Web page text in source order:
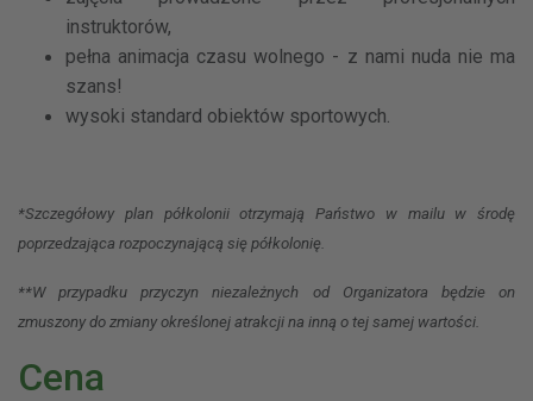
instruktorów,
pełna animacja czasu wolnego - z nami nuda nie ma
szans!
wysoki standard obiektów sportowych.
*Szczegółowy plan półkolonii otrzymają Państwo w mailu w środę
poprzedzająca rozpoczynającą się półkolonię.
**W przypadku przyczyn niezależnych od Organizatora będzie on
zmuszony do zmiany określonej atrakcji na inną o tej samej wartości.
Cena